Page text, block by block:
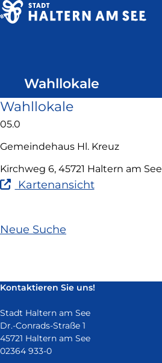
Direkt
zum
Wahllokale
Wahllokale
05.0
Gemeindehaus Hl. Kreuz
Kirchweg 6, 45721 Haltern am See
Kartenansicht(Link
Fenster)
Neue Suche
Kontaktieren Sie uns!
Stadt Haltern am See
Dr.-Conrads-Straße 1
45721 Haltern am See
02364 933-0